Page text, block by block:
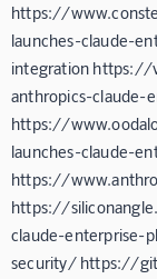
https://
launches-claude-
integration
anthropics-claude-
https://
launches-claude-
https://
https://
claude-enterprise-
security/ https://